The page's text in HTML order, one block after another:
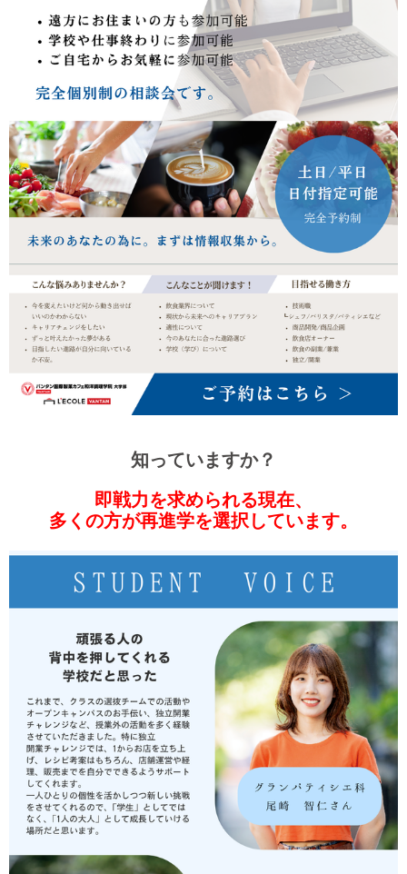
知っていますか？
即戦力を求められる現在、
多くの方が再進学を選択しています。